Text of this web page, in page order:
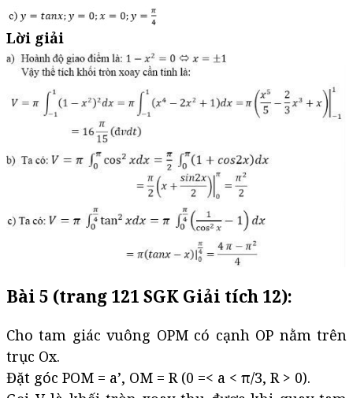
Lời giải
Bài 5 (trang 121 SGK Giải tích 12):
Cho tam giác vuông OPM có cạnh OP nằm trên
trục Ox.
Đặt góc POM = a’, OM = R (0 =< a < π/3, R > 0).